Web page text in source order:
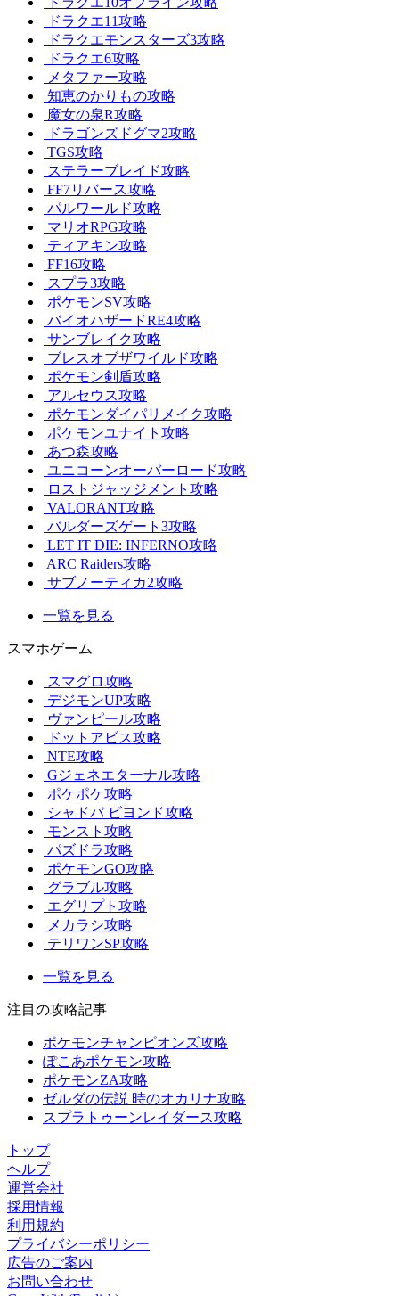
ドラクエ11攻略
ドラクエモンスターズ3攻略
ドラクエ6攻略
メタファー攻略
知恵のかりもの攻略
魔女の泉R攻略
ドラゴンズドグマ2攻略
TGS攻略
ステラーブレイド攻略
FF7リバース攻略
パルワールド攻略
マリオRPG攻略
ティアキン攻略
FF16攻略
スプラ3攻略
ポケモンSV攻略
バイオハザードRE4攻略
サンブレイク攻略
ブレスオブザワイルド攻略
ポケモン剣盾攻略
アルセウス攻略
ポケモンダイパリメイク攻略
ポケモンユナイト攻略
あつ森攻略
ユニコーンオーバーロード攻略
ロストジャッジメント攻略
VALORANT攻略
バルダーズゲート3攻略
LET IT DIE: INFERNO攻略
ARC Raiders攻略
サブノーティカ2攻略
一覧を見る
スマホゲーム
スマグロ攻略
デジモンUP攻略
ヴァンピール攻略
ドットアビス攻略
NTE攻略
Gジェネエターナル攻略
ポケポケ攻略
シャドバ ビヨンド攻略
モンスト攻略
パズドラ攻略
ポケモンGO攻略
グラブル攻略
エグリプト攻略
メカラシ攻略
テリワンSP攻略
一覧を見る
注目の攻略記事
ポケモンチャンピオンズ攻略
ぽこあポケモン攻略
ポケモンZA攻略
ゼルダの伝説 時のオカリナ攻略
スプラトゥーンレイダース攻略
トップ
ヘルプ
運営会社
採用情報
利用規約
プライバシーポリシー
広告のご案内
お問い合わせ